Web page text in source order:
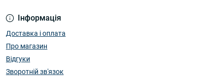
Інформація
Доставка і оплата
Про магазин
Відгуки
Зворотній зв'язок